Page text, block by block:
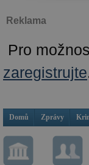
Reklama
Pro
zaregistrujte
Domů Zprávy